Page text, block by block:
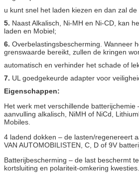
u kunt snel het laden kiezen en dan zal
5. Naast Alkalisch, Ni-MH en Ni-CD, kan
laden en Mobiel;
6. Overbelastingsbescherming. Wanneer
grenswaarde bereikt, zullen de kringen
automatisch en verhinder het schade of
7. UL goedgekeurde adapter voor
Eigenschappen:
Het werk met verschillende batterijchemie
aanvulling alkalisch, NiMH of NiCd,
Mobiles.
4 ladend dokken – de lasten/regenereert
VAN AUTOMOBILISTEN, C, D of 9V
Batterijbescherming – de last beschermt
kortsluiting en polariteit-omkering kwesties.